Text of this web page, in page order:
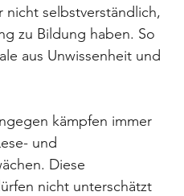
nicht selbstverständlich,
zu Bildung haben. So
aus Unwissenheit und
kämpfen immer
und
Diese
nicht unterschätzt